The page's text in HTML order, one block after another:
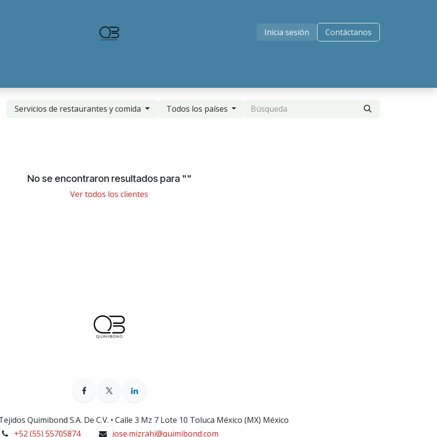
Inicia sesión Contáctanos
Servicios de restaurantes y comida Todos los países
No se encontraron resultados para ""
Ver todos los clientes
Quimibond S.A. De C.V. • Calle 3 Mz 7 Lote 10 Toluca México (MX) México
+52 (55) 55705874
jose.mizrahi@quimibond.com